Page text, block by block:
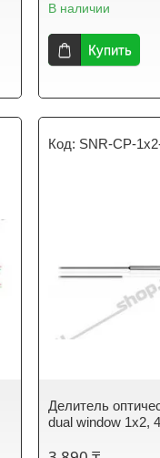
В наличии
Купить
SNR-CP-
Делитель
dual window 1х2,